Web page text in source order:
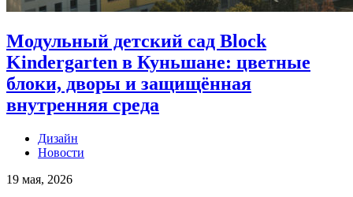
Модульный детский сад Block
Kindergarten в Куньшане: цветные
блоки, дворы и защищённая
внутренняя среда
Дизайн
Новости
19 мая, 2026